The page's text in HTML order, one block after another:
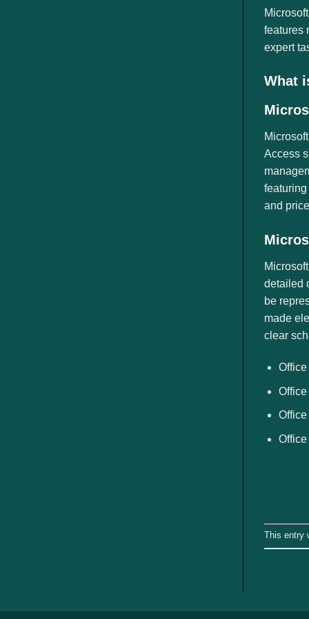
features
expert
What
Access
and
detailed
be
made
clear
This entry